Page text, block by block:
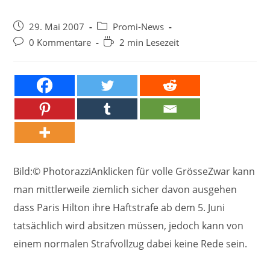
Beitrag
veröffentlicht:
29. Mai 2007
Beitrags-
Kategorie:
Promi-News
Beitrags-
0 Kommentare Lesedauer:
2 min Lesezeit
Bild:© PhotorazziAnklicken für volle GrösseZwar kann
man mittlerweile ziemlich sicher davon ausgehen
dass Paris Hilton ihre Haftstrafe ab dem 5. Juni
tatsächlich wird absitzen müssen, jedoch kann von
einem normalen Strafvollzug dabei keine Rede sein.